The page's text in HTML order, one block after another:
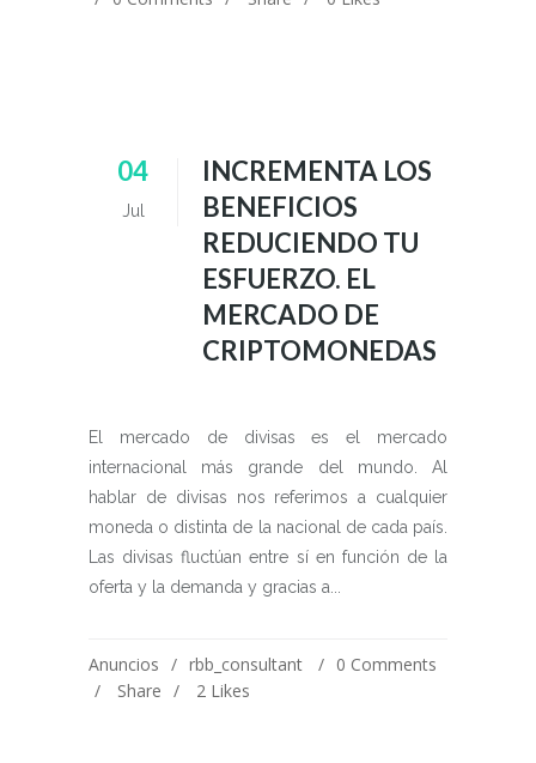
04
Jul
INCREMENTA LOS
BENEFICIOS
REDUCIENDO TU
ESFUERZO. EL
MERCADO DE
CRIPTOMONEDAS
El mercado de divisas es el mercado
internacional más grande del mundo. Al
hablar de divisas nos referimos a cualquier
moneda o distinta de la nacional de cada país.
Las divisas fluctúan entre sí en función de la
oferta y la demanda y gracias a...
Anuncios rbb_consultant
0 Comments
Share
2 Likes